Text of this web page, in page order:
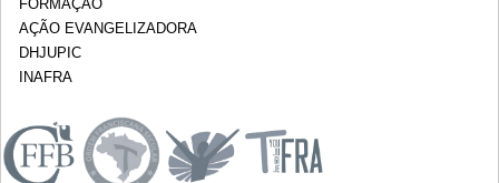
FORMAÇÃO
AÇÃO EVANGELIZADORA
DHJUPIC
INAFRA